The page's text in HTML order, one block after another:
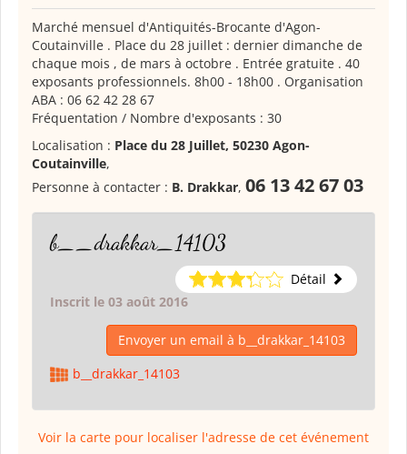
Marché mensuel d'Antiquités-Brocante d'Agon-
Coutainville . Place du 28 juillet : dernier dimanche de
chaque mois , de mars à octobre . Entrée gratuite . 40
exposants professionnels. 8h00 - 18h00 . Organisation
ABA : 06 62 42 28 67
Fréquentation / Nombre d'exposants : 30
Localisation : Place du 28 Juillet, 50230 Agon-
Coutainville,
Personne à contacter : B. Drakkar, 06 13 42 67 03
b__drakkar_14103
Détail
Inscrit le 03 août 2016
Envoyer un email à b__drakkar_14103
b__drakkar_14103
Voir la carte pour localiser l'adresse de cet événement